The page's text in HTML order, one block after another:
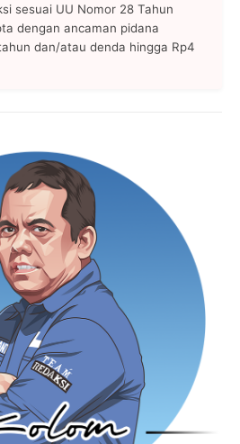
sesuai UU Nomor 28 Tahun
dengan ancaman pidana
dan/atau denda hingga Rp4